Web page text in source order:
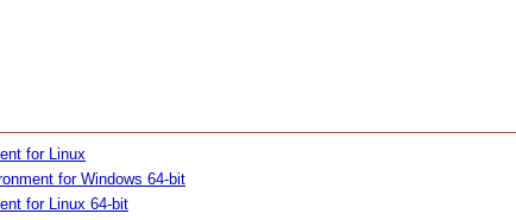
for Linux
for Windows 64-bit
for Linux 64-bit